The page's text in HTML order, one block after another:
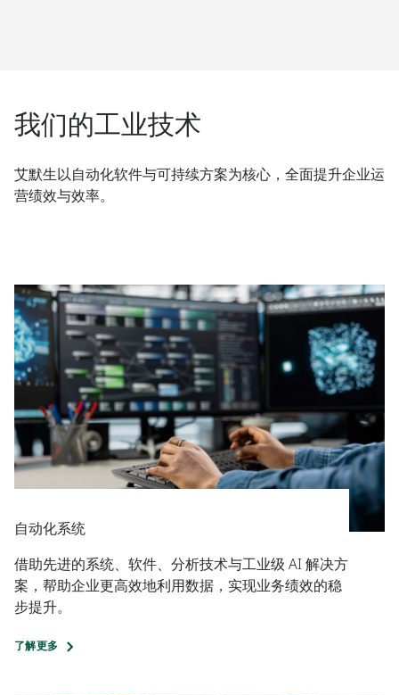
我们的工业技术
艾默生以自动化软件与可持续方案为核心，全面提升企业运
营绩效与效率。
自动化系统
借助先进的系统、软件、分析技术与工业级 AI 解决方
案，帮助企业更高效地利用数据，实现业务绩效的稳
步提升。
了解更多